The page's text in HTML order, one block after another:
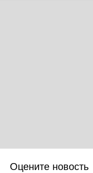
Оцените новость